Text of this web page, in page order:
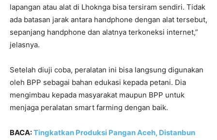
lapangan atau alat di Lhoknga bisa tersiram sendiri. Tidak
ada batasan jarak antara handphone dengan alat tersebut,
sepanjang handphone dan alatnya terkoneksi internet,”
jelasnya.
Setelah diuji coba, peralatan ini bisa langsung digunakan
oleh BPP sebagai bahan edukasi kepada petani. Dia
mengimbau kepada masyarakat maupun BPP untuk
menjaga peralatan smart farming dengan baik.
BACA:Tingkatkan Produksi Pangan Aceh, Distanbun